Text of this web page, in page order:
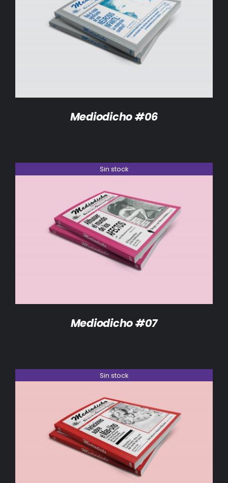
DETALLES
Mediodicho #06
Sin stock
DETALLES
Mediodicho #07
Sin stock
DETALLES